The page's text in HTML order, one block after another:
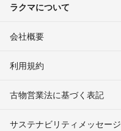
ラクマについて
会社概要
利用規約
古物営業法に基づく表記
サステナビリティメッセージ